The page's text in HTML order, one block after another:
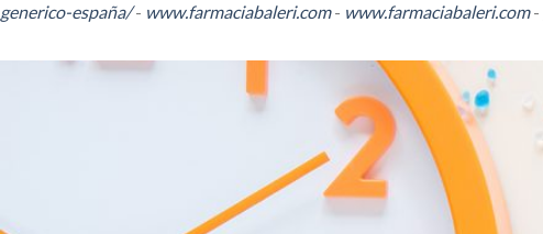
generico-españa/- www.farmaciabaleri.com- www.farmaciabaleri.com-